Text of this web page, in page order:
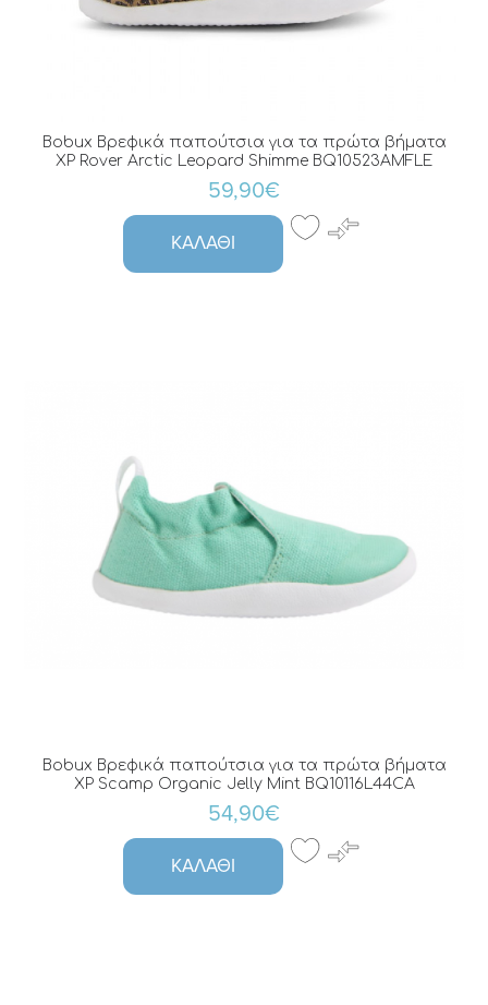
Bobux Βρεφικά παπούτσια για τα πρώτα βήματα
XP Rover Arctic Leopard Shimme BQ10523AMFLE
59,90€
ΚΑΛΆΘΙ
Bobux Βρεφικά παπούτσια για τα πρώτα βήματα
XP Scamp Organic Jelly Mint BQ10116L44CA
54,90€
ΚΑΛΆΘΙ